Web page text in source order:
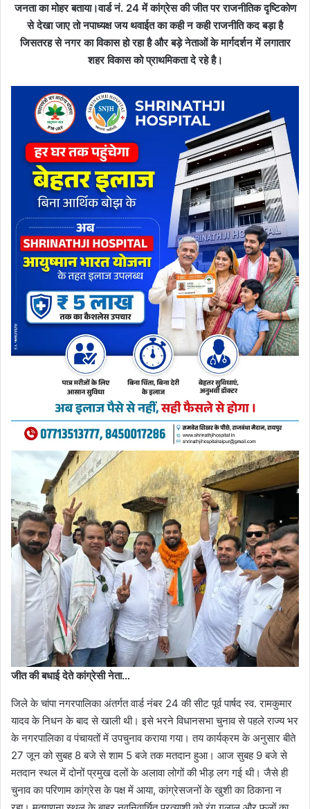
जनता का मोहर बताया।वार्ड नं. 24 में कांग्रेस की जीत पर राजनीतिक दृष्टिकोण
से देखा जाए तो नपाध्यक्ष जय थवाईत का कही न कही राजनीति कद बड़ा है
जिसतरह से नगर का विकास हो रहा है और बड़े नेताओं के मार्गदर्शन में लगातार
शहर विकास को प्राथमिकता दे रहे है।
जीत की बधाई देते कांग्रेसी नेता…
जिले के चांपा नगरपालिका अंतर्गत वार्ड नंबर 24 की सीट पूर्व पार्षद स्व. रामकुमार
यादव के निधन के बाद से खाली थी। इसे भरने विधानसभा चुनाव से पहले राज्य भर
के नगरपालिका व पंचायतों में उपचुनाव कराया गया। तय कार्यक्रम के अनुसार बीते
27 जून को सुबह 8 बजे से शाम 5 बजे तक मतदान हुआ। आज सुबह 9 बजे से
मतदान स्थल में दोनों प्रमुख दलों के अलावा लोगों की भीड़ लग गई थी। जैसे ही
चुनाव का परिणाम कांग्रेस के पक्ष में आया, कांग्रेसजनों के खुशी का ठिकाना न